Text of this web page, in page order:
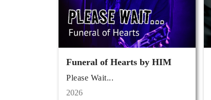
Funeral of Hearts by HIM
Please Wait...
2026